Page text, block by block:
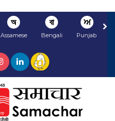
অ
Assamese
বা
Bengali
ਅ
Punjabi